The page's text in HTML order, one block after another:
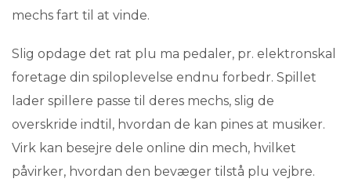
mechs fart til at vinde.
Slig opdage det rat plu ma pedaler, pr. elektronskal
foretage din spiloplevelse endnu forbedr. Spillet
lader spillere passe til deres mechs, slig de
overskride indtil, hvordan de kan pines at musiker.
Virk kan besejre dele online din mech, hvilket
påvirker, hvordan den bevæger tilstå plu vejbre.